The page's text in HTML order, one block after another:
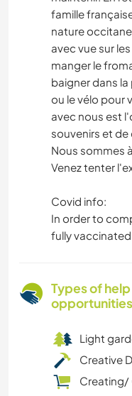
famille
nature
avec vue sur
manger le
baigner dans
ou le vélo pour
avec nous est
souvenirs et
Nous sommes
Venez tenter
Covid info:
In order to
fully
Types of
opportunities
Light
Creative
Creating/